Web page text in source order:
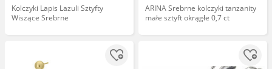
Kolczyki Lapis Lazuli Sztyfty
Wiszące Srebrne
ARINA Srebrne kolczyki tanzanity
małe sztyft okrągłe 0,7 ct